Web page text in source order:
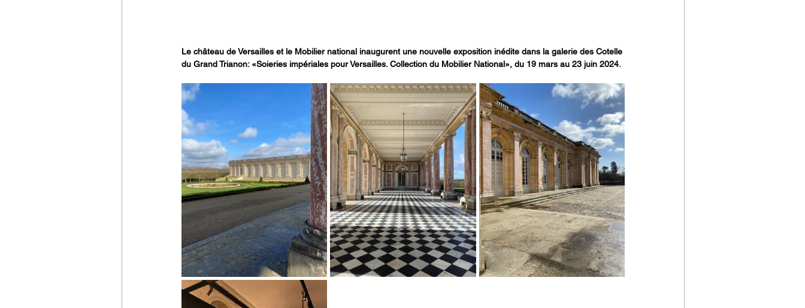
Le château de Versailles et le Mobilier national inaugurent une nouvelle exposition inédite dans la galerie des Cotelle
du Grand Trianon: «Soieries impériales pour Versailles. Collection du Mobilier National», du 19 mars au 23 juin 2024.